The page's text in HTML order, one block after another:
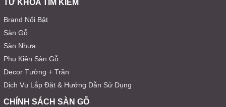
TỪ KHÓA TÌM KIẾM
Brand Nổi Bật
Sàn Gỗ
Sàn Nhựa
Phụ Kiện Sàn Gỗ
Decor Tường + Trần
Dịch Vụ Lắp Đặt & Hướng Dẫn Sử Dụng
CHÍNH SÁCH SÀN GỖ